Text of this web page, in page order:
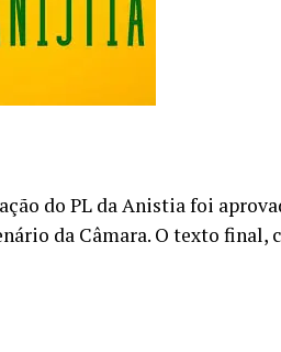
do PL da Anistia foi
da Câmara. O texto final,